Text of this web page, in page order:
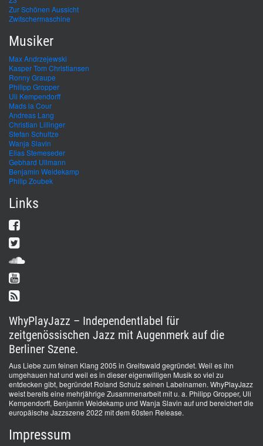
Zur Schönen Aussicht
Zwitschermaschine
Musiker
Max Andrzejewski
Kasper Tom Christiansen
Ronny Graupe
Philipp Gropper
Uli Kempendorff
Mads la Cour
Andreas Lang
Christian Lillinger
Stefan Schultze
Wanja Slavin
Elias Stemeseder
Gebhard Ullmann
Benjamin Weidekamp
Philip Zoubek
Links
WhyPlayJazz – Independentlabel für
zeitgenössischen Jazz mit Augenmerk auf die
Berliner Szene.
Aus Liebe zum feinen Klang 2005 in Greifswald gegründet. Weil es ihn
umgehauen hat und weil es in dieser eigenwilligen Musik so viel zu
entdecken gibt, begründet Roland Schulz seinen Labelnamen. WhyPlayJazz
weist bereits eine mehrjährige Zusammenarbeit mit u. a. Philipp Gropper, Uli
Kempendorff, Benjamin Weidekamp und Wanja Slavin auf und bereichert die
europäische Jazzszene 2022 mit dem 60sten Release.
Impressum